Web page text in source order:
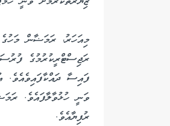
މިއަހަރު، ރަމަޟާން
ރަޖިސްޓްރީކުރުމުގެ
ރުފިޔާއެވެ.